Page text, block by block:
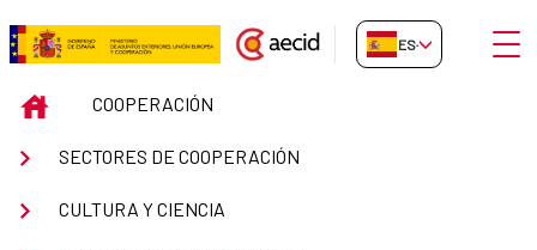
Saltar al contenido principal
Comisión Nacional UNESCO
ES-ES Abrir
INICIOCOOPERACIÓN
SECTORES DE COOPERACIÓN
CULTURA Y CIENCIA